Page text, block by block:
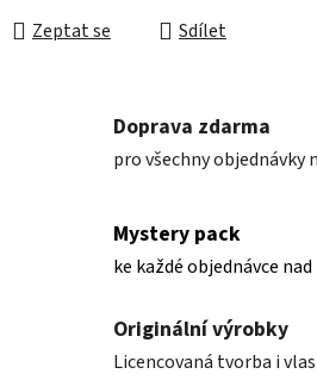
Zeptat se Sdílet
Doprava zdarma
pro všechny objednávky
Mystery pack
ke každé objednávce nad
Originální výrobky
Licencovaná tvorba i